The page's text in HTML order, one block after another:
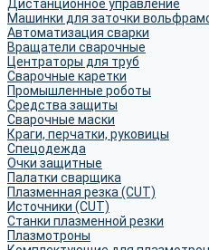
Дистанционное управление
Машинки для заточки
Автоматизация сварки
Вращатели сварочные
Центраторы для труб
Сварочные каретки
Промышленные роботы
Средства защиты
Сварочные маски
Краги, перчатки, руковицы
Спецодежда
Очки защитные
Палатки сварщика
Плазменная резка (CUT)
Источники (CUT)
Станки плазменной резки
Плазмотроны